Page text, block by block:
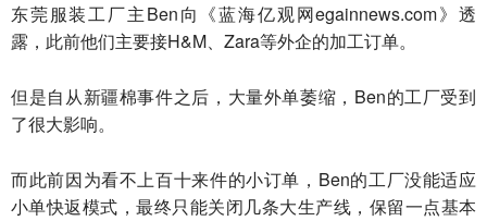
东莞服装工厂主Ben向《蓝海亿观网egainnews.com》透
露，此前他们主要接H&M、Zara等外企的加工订单。
但是自从新疆棉事件之后，大量外单萎缩，Ben的工厂受到
了很大影响。
而此前因为看不上百十来件的小订单，Ben的工厂没能适应
小单快返模式，最终只能关闭几条大生产线，保留一点基本